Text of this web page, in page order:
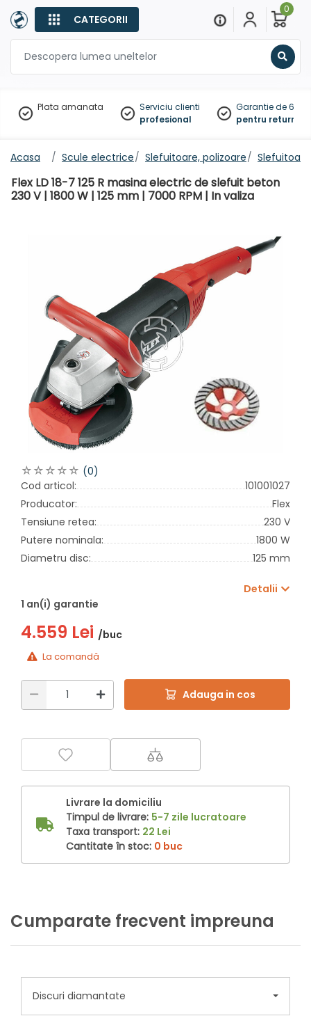
CATEGORII
0
Plata amanata
Serviciu clienti
profesional
Garantie de 60
pentru
Acasa Scule electrice Slefuitoare, polizoare
Flex LD 18-7 125 R masina electric de slefuit beton
230 V | 1800 W | 125 mm | 7000 RPM | In valiza
(0)
Cod articol:
101001027
Producator:
Flex
Tensiune retea:
230 V
Putere nominala:
1800 W
Diametru disc:
125 mm
Detalii
1 an(i) garantie
4.559 Lei /buc
La comandă
Adauga in cos
Livrare la domiciliu
Timpul de livrare: 5-7 zile lucratoare
Taxa transport: 22 Lei
Cantitate în stoc: 0 buc
Cumparate frecvent impreuna
Discuri diamantate